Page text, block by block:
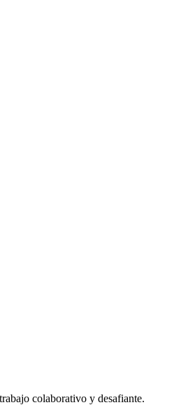
colaborativo y desafiante.